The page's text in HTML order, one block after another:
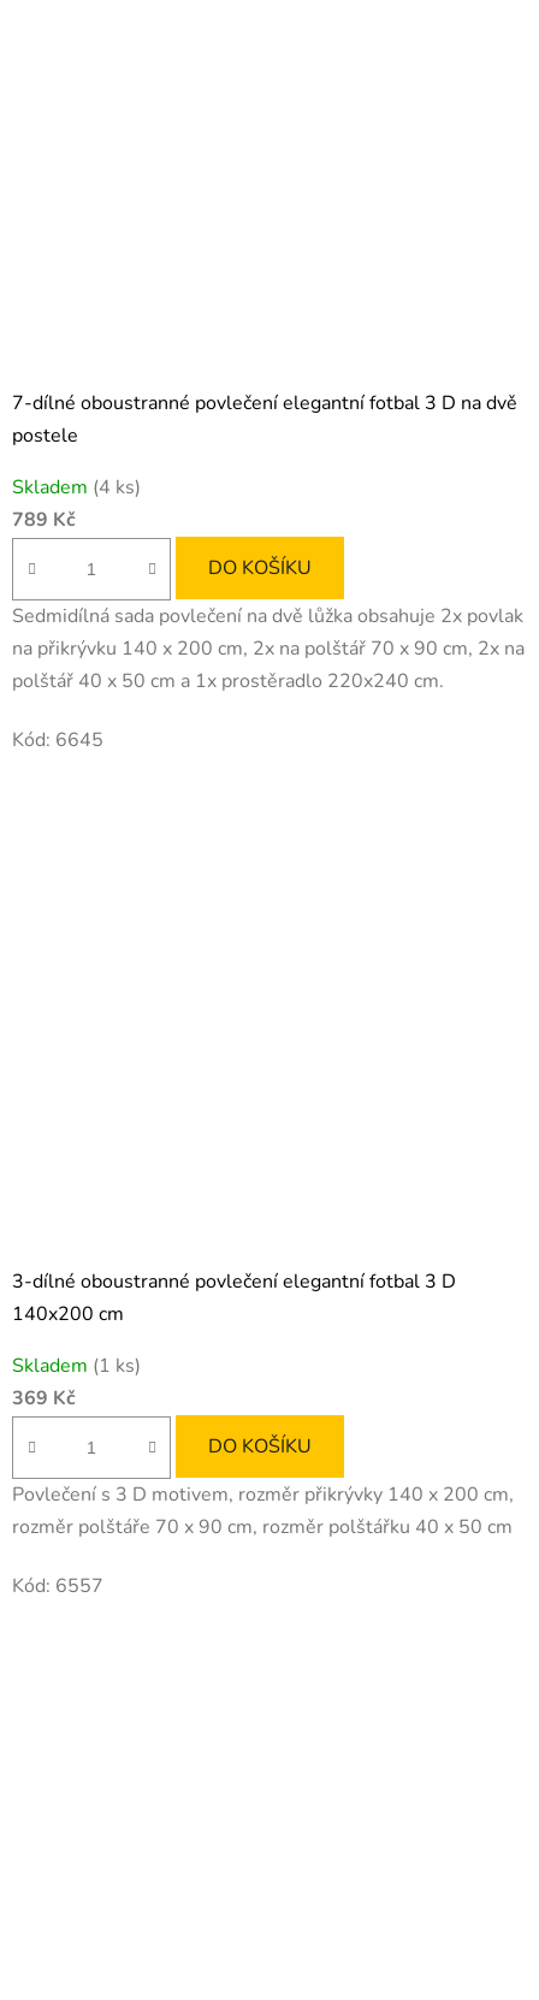
7-dílné oboustranné povlečení elegantní fotbal 3 D na dvě
postele
Skladem (4 ks)
789 Kč
DO KOŠÍKU
Sedmidílná sada povlečení na dvě lůžka obsahuje 2x povlak
na přikrývku 140 x 200 cm, 2x na polštář 70 x 90 cm, 2x na
polštář 40 x 50 cm a 1x prostěradlo 220x240 cm.
Kód: 6645
3-dílné oboustranné povlečení elegantní fotbal 3 D
140x200 cm
Skladem (1 ks)
369 Kč
DO KOŠÍKU
Povlečení s 3 D motivem, rozměr přikrývky 140 x 200 cm,
rozměr polštáře 70 x 90 cm, rozměr polštářku 40 x 50 cm
Kód: 6557